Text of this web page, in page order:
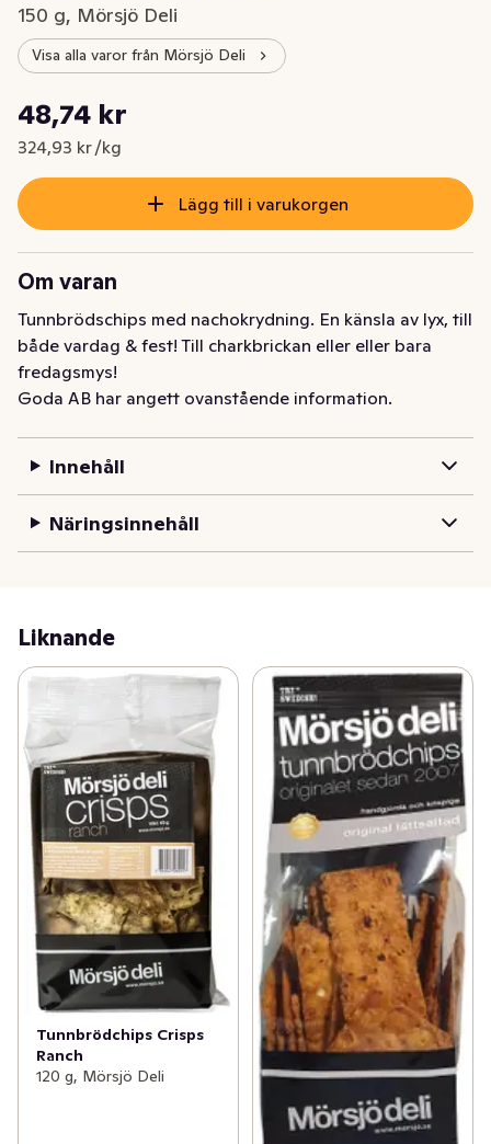
150 g, Mörsjö Deli
Visa alla varor från Mörsjö Deli
Nuvarande pris är: 48,74 kr
48,74 kr
324,93 kr /kg
Styckpris: 324,93 kr /kg
Lägg till i varukorgen
Om varan
Tunnbrödschips med nachokrydning. En känsla av lyx, till
både vardag & fest! Till charkbrickan eller eller bara
fredagsmys!
Goda AB har angett ovanstående information.
Innehåll
Näringsinnehåll
Liknande
Tunnbrödchips Crisps
Ranch
120 g, Mörsjö Deli